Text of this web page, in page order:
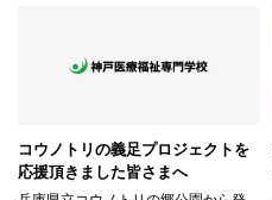
コウノトリの義足プロジェクトを
応援頂きました皆さまへ